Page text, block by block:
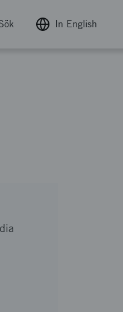
In English